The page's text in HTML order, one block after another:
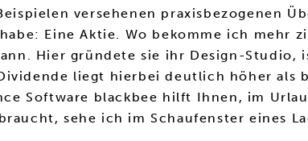
versehenen praxisbezogenen
Eine Aktie. Wo bekomme ich
Hier gründete sie ihr Design-
liegt hierbei deutlich höher als
Software blackbee hilft Ihnen, im
sehe ich im Schaufenster eines